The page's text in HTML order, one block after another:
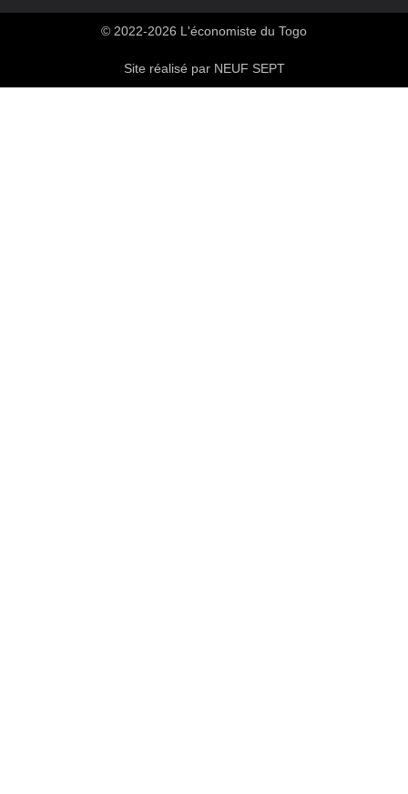
© 2022-2026 L'économiste du Togo
Site réalisé par NEUF SEPT